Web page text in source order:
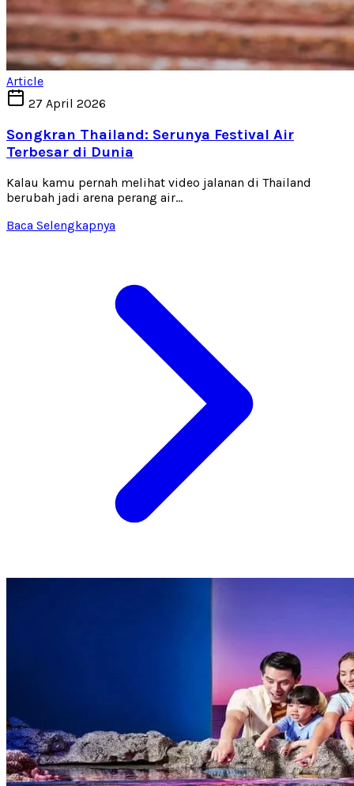
Article
27 April 2026
Songkran Thailand: Serunya Festival Air
Terbesar di Dunia
Kalau kamu pernah melihat video jalanan di Thailand
berubah jadi arena perang air...
Baca Selengkapnya